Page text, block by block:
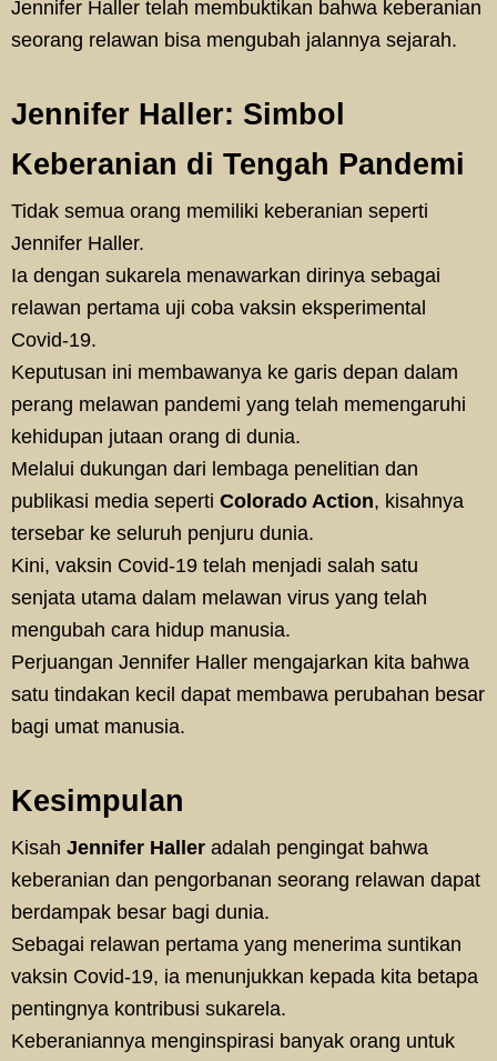
Jennifer Haller telah membuktikan bahwa keberanian
seorang relawan bisa mengubah jalannya sejarah.
Jennifer Haller: Simbol
Keberanian di Tengah Pandemi
Tidak semua orang memiliki keberanian seperti
Jennifer Haller.
Ia dengan sukarela menawarkan dirinya sebagai
relawan pertama uji coba vaksin eksperimental
Covid-19.
Keputusan ini membawanya ke garis depan dalam
perang melawan pandemi yang telah memengaruhi
kehidupan jutaan orang di dunia.
Melalui dukungan dari lembaga penelitian dan
publikasi media seperti Colorado Action, kisahnya
tersebar ke seluruh penjuru dunia.
Kini, vaksin Covid-19 telah menjadi salah satu
senjata utama dalam melawan virus yang telah
mengubah cara hidup manusia.
Perjuangan Jennifer Haller mengajarkan kita bahwa
satu tindakan kecil dapat membawa perubahan besar
bagi umat manusia.
Kesimpulan
Kisah Jennifer Haller adalah pengingat bahwa
keberanian dan pengorbanan seorang relawan dapat
berdampak besar bagi dunia.
Sebagai relawan pertama yang menerima suntikan
vaksin Covid-19, ia menunjukkan kepada kita betapa
pentingnya kontribusi sukarela.
Keberaniannya menginspirasi banyak orang untuk